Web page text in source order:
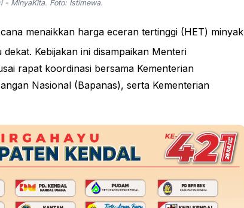
- MinyaKita. Foto: Istimewa.
menaikkan harga eceran tertinggi (HET) minyak
Kebijakan ini disampaikan Menteri
rapat koordinasi bersama Kementerian
Nasional (Bapanas), serta Kementerian